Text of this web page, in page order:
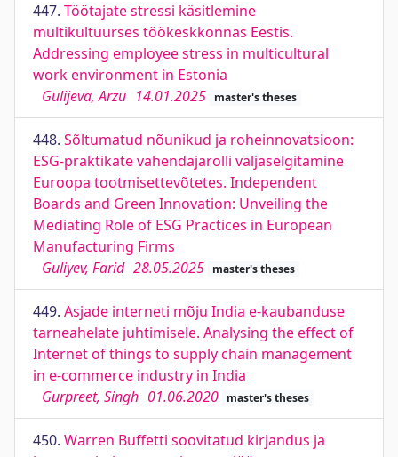
447. Töötajate stressi käsitlemine
multikultuurses töökeskkonnas Eestis.
Addressing employee stress in multicultural
work environment in Estonia
Gulijeva, Arzu 14.01.2025 master's theses
448. Sõltumatud nõunikud ja roheinnovatsioon:
ESG-praktikate vahendajarolli väljaselgitamine
Euroopa tootmisettevõtetes. Independent
Boards and Green Innovation: Unveiling the
Mediating Role of ESG Practices in European
Manufacturing Firms
Guliyev, Farid 28.05.2025 master's theses
449. Asjade interneti mõju India e-kaubanduse
tarneahelate juhtimisele. Analysing the effect of
Internet of things to supply chain management
in e-commerce industry in India
Gurpreet, Singh 01.06.2020 master's theses
450. Warren Buffetti soovitatud kirjandus ja